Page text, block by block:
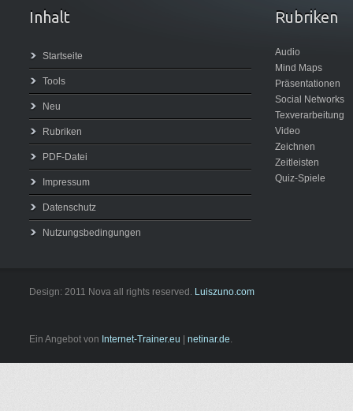
Inhalt
Startseite
Tools
Neu
Rubriken
PDF-Datei
Impressum
Datenschutz
Nutzungsbedingungen
Rubriken
Audio
Mind Maps
Präsentationen
Social Networks
Texverarbeitung
Video
Zeichnen
Zeitleisten
Quiz-Spiele
Design: 2011 Nova all rights reserved. Luiszuno.com
Ein Angebot von Internet-Trainer.eu netinar.de.